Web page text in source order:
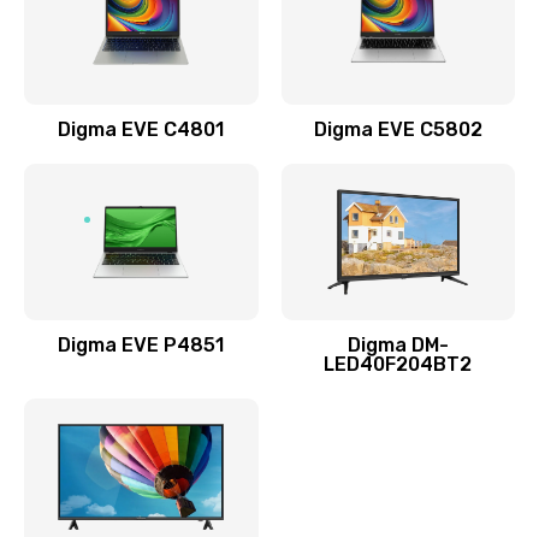
Замена клавиатуры
Замена видеокарты
1895 руб.
Ремонт разъема питания
Заказать
Digma EVE C4801 Digma EVE C5802
Digma EVE P4851
Digma DM-
LED40F204BT2